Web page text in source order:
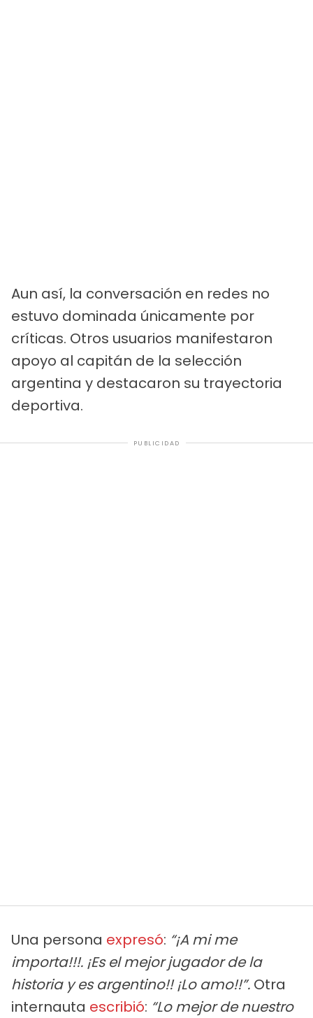
Aun así, la conversación en redes no
estuvo dominada únicamente por
críticas. Otros usuarios manifestaron
apoyo al capitán de la selección
argentina y destacaron su trayectoria
deportiva.
PUBLICIDAD
Una persona expresó: “¡A mi me
importa!!!. ¡Es el mejor jugador de la
historia y es argentino!! ¡Lo amo!!”. Otra
internauta escribió: “Lo mejor de nuestro